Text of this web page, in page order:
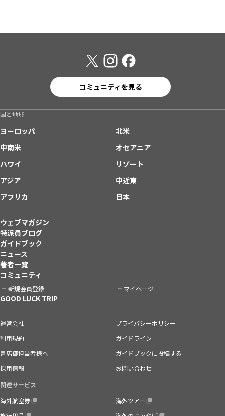
コミュニティを見る
国と地域
ヨーロッパ
北米
中南米
オセアニア
ハワイ
リゾート
アジア
中近東
アフリカ
日本
ウェブマガジン
特派員ブログ
ガイドブック
ニュース
著者一覧
コミュニティ
新規会員登録 マイページ
GOOD LUCK TRIP
運営会社
プライバシーポリシー
利用規約
ガイドライン
書店御担当者様へ
ガイドブックに投稿する
採用情報
お問い合わせ
関連サービス
海外航空券
海外ツアー